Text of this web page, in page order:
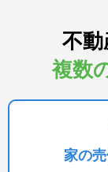
不動
複数
家の